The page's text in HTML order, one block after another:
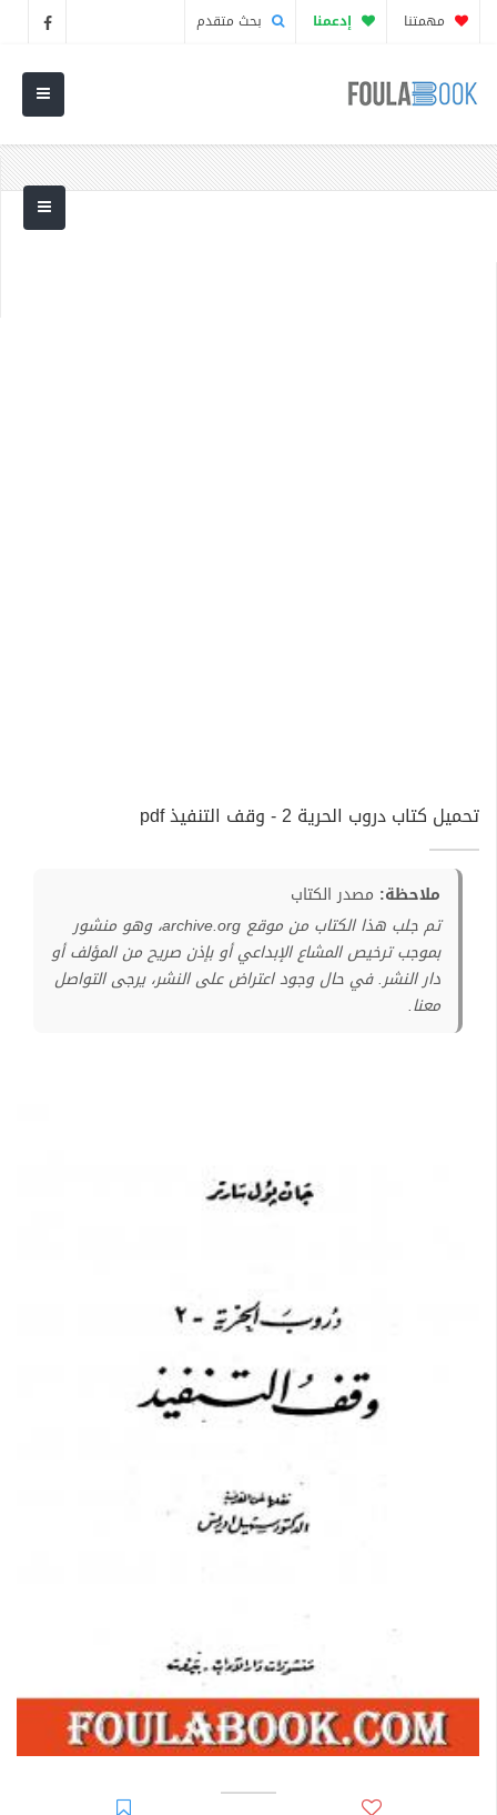
مهمتنا إدعمنا بحث متقدم
تحميل كتاب دروب الحرية 2 - وقف التنفيذ pdf
ملاحظة: مصدر الكتاب
تم جلب هذا الكتاب من موقع archive.org، وهو منشور
بموجب ترخيص المشاع الإبداعي أو بإذن صريح من المؤلف أو
دار النشر. في حال وجود اعتراض على النشر، يرجى التواصل
معنا.